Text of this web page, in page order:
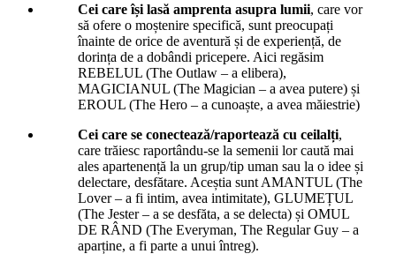
Cei care își lasă amprenta asupra lumii, care vor
să ofere o moștenire specifică, sunt preocupați
înainte de orice de aventură și de experiență, de
dorința de a dobândi pricepere. Aici regăsim
REBELUL (The Outlaw – a elibera),
MAGICIANUL (The Magician – a avea putere) și
EROUL (The Hero – a cunoaște, a avea măiestrie)
Cei care se conectează/raportează cu ceilalți,
care trăiesc raportându-se la semenii lor caută mai
ales apartenență la un grup/tip uman sau la o idee și
delectare, desfătare. Aceștia sunt AMANTUL (The
Lover – a fi intim, avea intimitate), GLUMEȚUL
(The Jester – a se desfăta, a se delecta) și OMUL
DE RÂND (The Everyman, The Regular Guy – a
aparține, a fi parte a unui întreg).